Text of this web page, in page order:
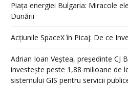
Piața energiei Bulgaria: Miracole
Dunării
Acțiunile SpaceX în Picaj: De ce
Adrian Ioan Veștea, președinte CJ
investește peste 1,88 milioane de
sistemului GIS pentru servicii